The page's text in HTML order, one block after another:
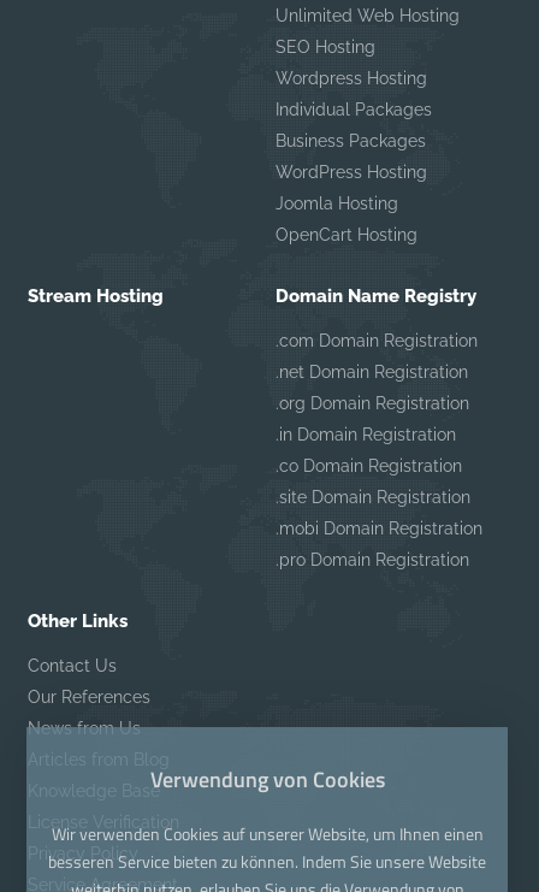
Unlimited Web Hosting
SEO Hosting
Wordpress Hosting
Individual Packages
Business Packages
WordPress Hosting
Joomla Hosting
OpenCart Hosting
Stream Hosting Domain Name Registry
.com Domain Registration
.net Domain Registration
.org Domain Registration
.in Domain Registration
.co Domain Registration
.site Domain Registration
.mobi Domain Registration
.pro Domain Registration
Other Links
Contact Us
Our References
News from Us
Articles from Blog
Knowledge Base
License Verification
Privacy Policy
Service Agreement
Verwendung von Cookies
Wir verwenden Cookies auf unserer Website, um Ihnen einen
besseren Service bieten zu können. Indem Sie unsere Website